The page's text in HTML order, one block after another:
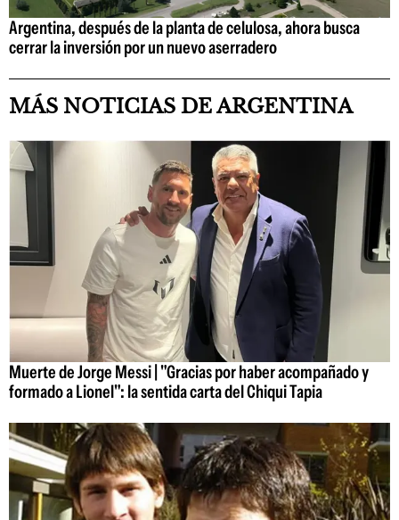
Argentina, después de la planta de celulosa, ahora busca
cerrar la inversión por un nuevo aserradero
MÁS NOTICIAS DE ARGENTINA
Muerte de Jorge Messi | "Gracias por haber acompañado y
formado a Lionel": la sentida carta del Chiqui Tapia